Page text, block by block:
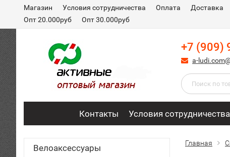
Магазин Условия сотрудничества Оплата Доставка
Опт 20.000руб
Опт 30.000руб
+7 (909)
a-
Контакты Условия сотрудничества
Велоаксессуары
Главная